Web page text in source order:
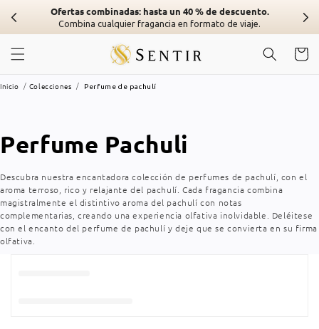
contenido
Ofertas combinadas: hasta un 40 % de descuento.
Combina cualquier fragancia en formato de viaje.
Carrito
Inicio Colecciones Perfume de pachulí
Colección:
Perfume Pachuli
Descubra nuestra encantadora colección de perfumes de pachulí, con el
aroma terroso, rico y relajante del pachulí. Cada fragancia combina
magistralmente el distintivo aroma del pachulí con notas
complementarias, creando una experiencia olfativa inolvidable. Deléitese
con el encanto del perfume de pachulí y deje que se convierta en su firma
olfativa.